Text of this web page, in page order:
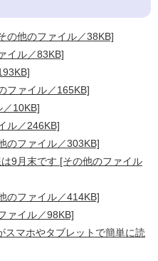
の他のファイル／38KB]
イル／83KB]
ファイル／165KB]
10KB]
ル／246KB]
のファイル／303KB]
9月末です [その他のファイル
のファイル／414KB]
ァイル／98KB]
スマホやタブレットで簡単に読